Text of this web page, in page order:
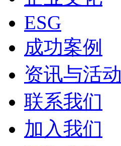
ESG
成功案例
资讯与活动
联系我们
加入我们